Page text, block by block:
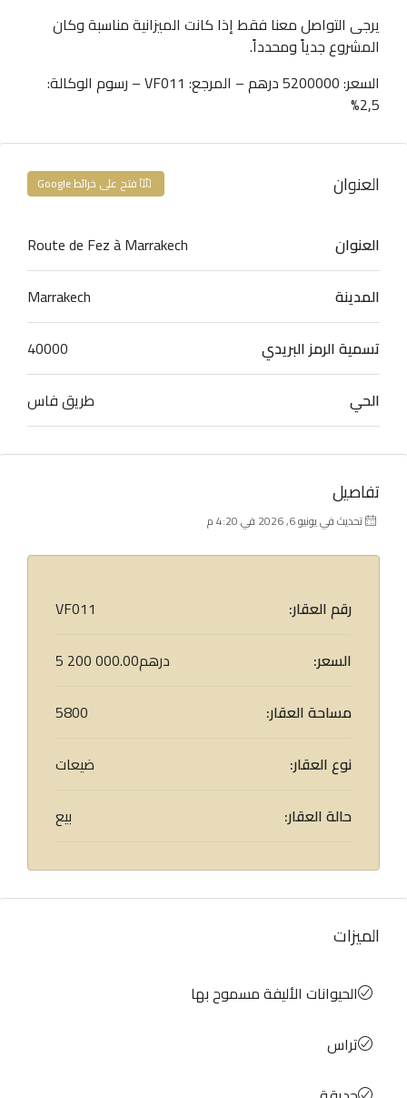
يرجى التواصل معنا فقط إذا كانت الميزانية مناسبة وكان
المشروع جدياً ومحدداً.
السعر: 5200000 درهم – المرجع: VF011 – رسوم الوكالة:
2,5%
العنوان فتح على خرائط Google
العنوان
Route de Fez à Marrakech
المدينة
Marrakech
تسمية الرمز البريدي
40000
الحي
طريق فاس
تفاصيل
تحديث في يونيو 6, 2026 في 4:20 م
رقم العقار:
VF011
السعر:
5 200 000.00درهم
مساحة العقار:
5800
نوع العقار:
ضيعات
حالة العقار:
بيع
الميزات
الحيوانات الأليفة مسموح بها
تراس